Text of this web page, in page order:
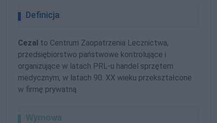
Definicja
Cezal to Centrum Zaopatrzenia Lecznictwa,
przedsiębiorstwo państwowe kontrolujące i
organizujące w latach PRL-u handel sprzętem
medycznym, w latach 90. XX wieku przekształcone
w firmę prywatną
Wymowa